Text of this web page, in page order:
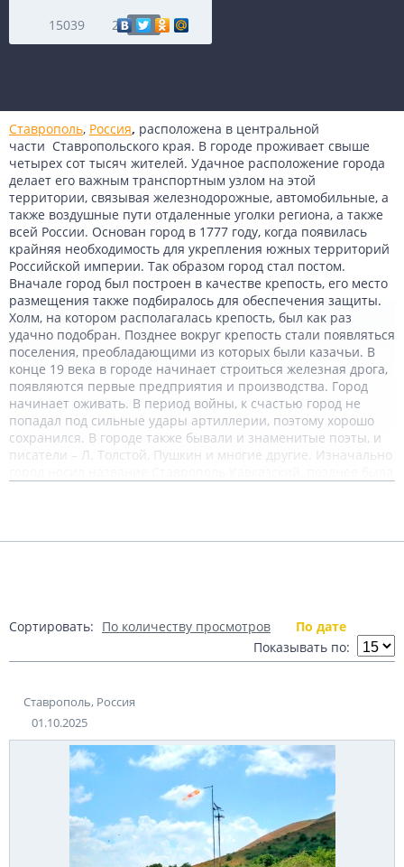
15039 2
Ставрополь, Россия, расположена в центральной
части Ставропольского края. В городе проживает свыше
четырех сот тысяч жителей. Удачное расположение города
делает его важным транспортным узлом на этой
территории, связывая железнодорожные, автомобильные, а
также воздушные пути отдаленные уголки региона, а также
всей России. Основан город в 1777 году, когда появилась
крайняя необходимость для укрепления южных территорий
Российской империи. Так образом город стал постом.
Вначале город был построен в качестве крепость, его место
размещения также подбиралось для обеспечения защиты.
Холм, на котором располагалась крепость, был как раз
удачно подобран. Позднее вокруг крепость стали появляться
поселения, преобладающими из которых были казачьи. В
конце 19 века в городе начинает строиться железная дрога,
появляются первые предприятия и производства. Город
начинает оживать. В период войны, к счастью город не
попадал под сильные удары артиллерии, поэтому хорошо
сохранился. В городе также бывали и знаменитые поэты, и
писатели – Л. Толстой, Пушкин и многие другие. Изначально
Сортировать: По количеству просмотров
По дате
Показывать по:
Ставрополь, Россия
01.10.2025